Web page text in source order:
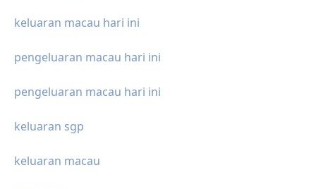
keluaran macau hari ini
pengeluaran macau hari ini
pengeluaran macau hari ini
keluaran sgp
keluaran macau